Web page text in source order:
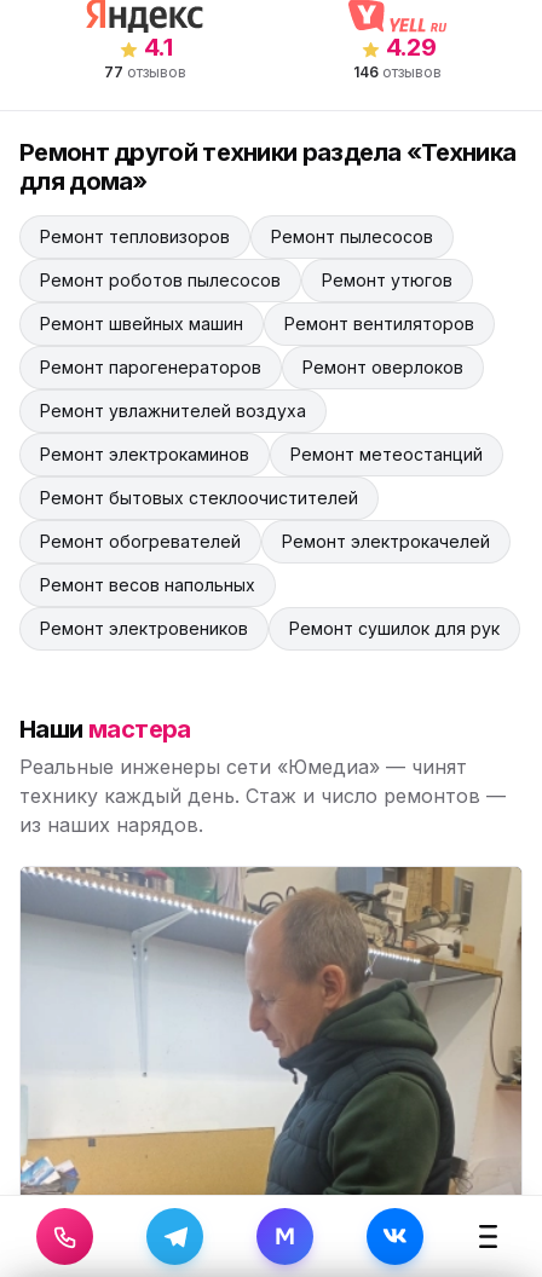
4.1
77 отзывов
4.29
146 отзывов
Ремонт другой техники раздела «Техника
для дома»
Ремонт тепловизоров Ремонт пылесосов
Ремонт роботов пылесосов Ремонт утюгов
Ремонт швейных машин Ремонт вентиляторов
Ремонт парогенераторов Ремонт оверлоков
Ремонт увлажнителей воздуха
Ремонт электрокаминов Ремонт метеостанций
Ремонт бытовых стеклоочистителей
Ремонт обогревателей Ремонт электрокачелей
Ремонт весов напольных
Ремонт электровеников Ремонт сушилок для рук
Наши мастера
Реальные инженеры сети «Юмедиа» — чинят
технику каждый день. Стаж и число ремонтов —
из наших нарядов.
M